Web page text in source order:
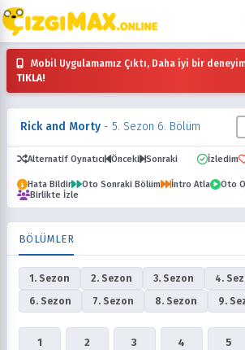
Mobil Uygulamamız Çıktı, Daha iyi bir
TIKLA!
Rick and Morty - 5. Sezon 6. Bölüm
Alternatif Oynatıcı Önceki Sonraki İzledim
Hata Bildir Oto Sonraki Bölüm İntro Atla Oto
Birlikte İzle
BÖLÜMLER
1. Sezon 2. Sezon 3. Sezon 4.
6. Sezon
7. Sezon 8. Sezon 9.
1 2 3 4 5